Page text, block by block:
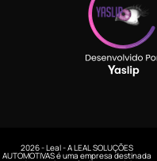
2026 - Leal - A LEAL SOLUÇÕES
AUTOMOTIVAS é uma empresa destinada